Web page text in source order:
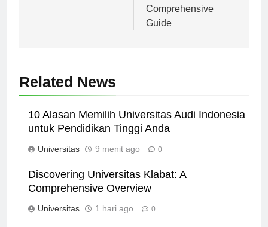
Comprehensive
Guide
Related News
10 Alasan Memilih Universitas Audi Indonesia
untuk Pendidikan Tinggi Anda
Universitas 9 menit ago 0
Discovering Universitas Klabat: A
Comprehensive Overview
Universitas 1 hari ago 0